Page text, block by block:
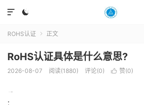


ROHS认证  正文
RoHS认证具体是什么意思?
2026-08-07 阅读(1880) 评论(0)  赞(0)
;